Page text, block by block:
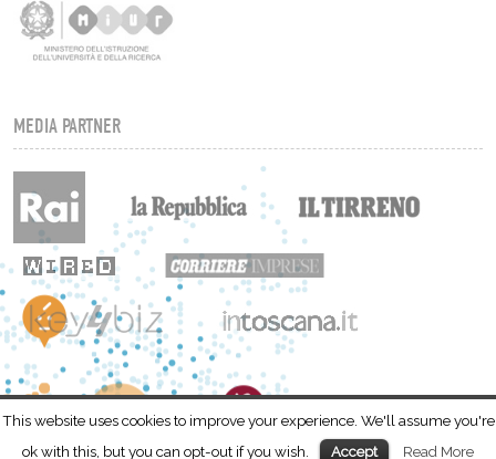
MEDIA PARTNER
This website uses cookies to improve your experience. We'll assume you're
ok with this, but you can opt-out if you wish.
Accept Read More